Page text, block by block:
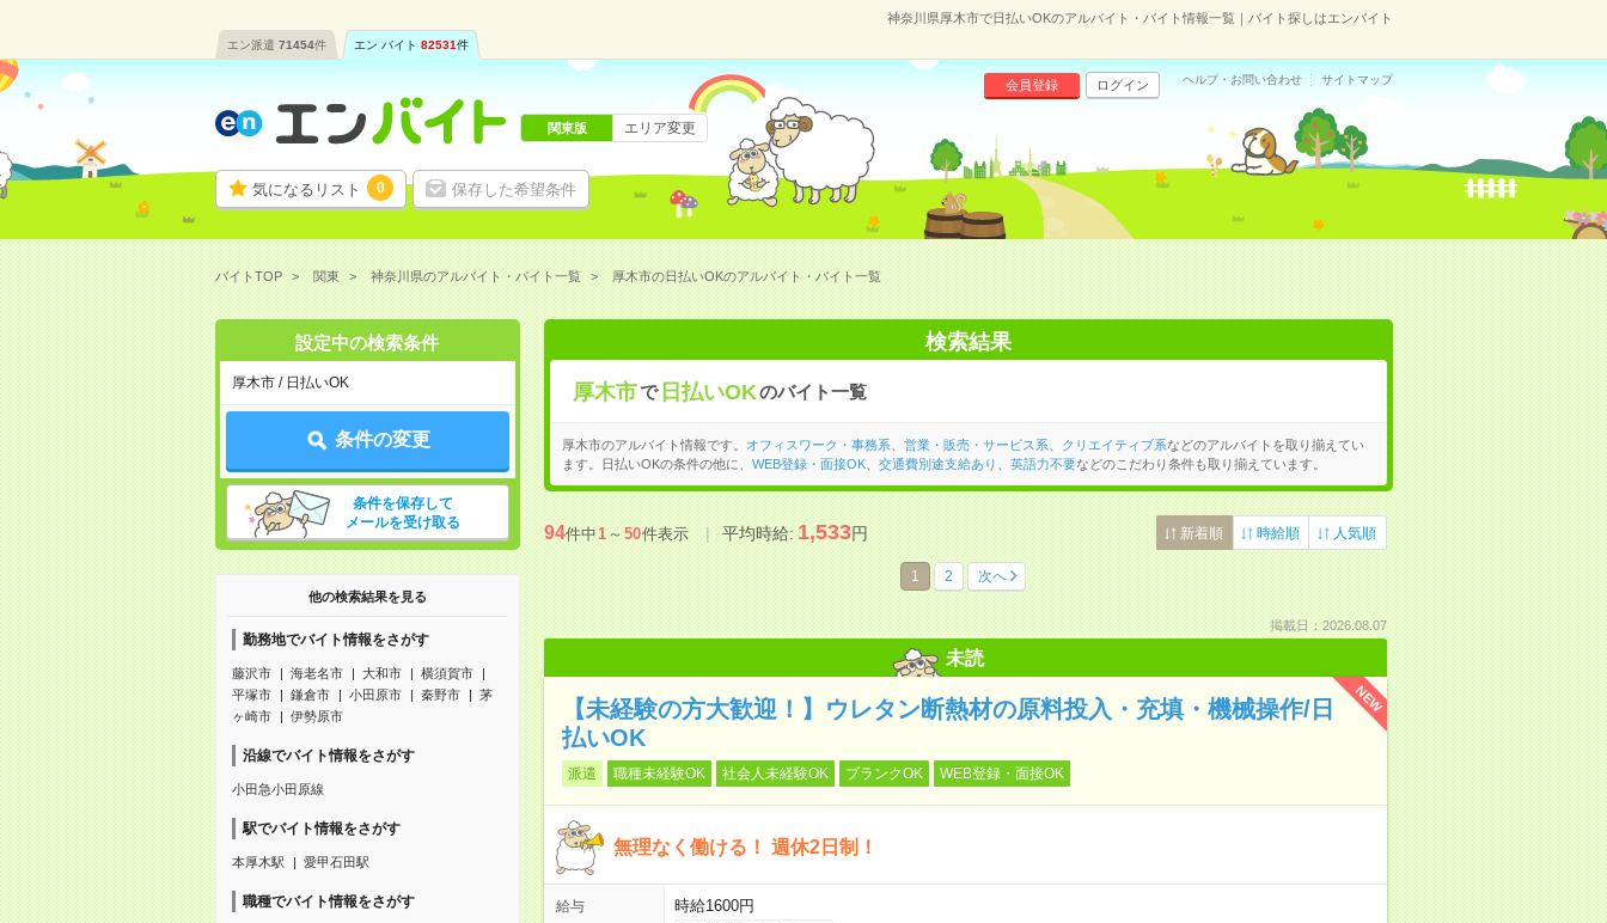
神奈川県厚木市で日払いOKのアルバイト・バイト情報一覧｜バイト探しはエンバイト
エン派遣 71454件 エン バイト 82531件
気になるリスト 0 保存した希望条件
会員登録 ログイン ヘルプ・お問い合わせ サイトマップ
関東版 エリア変更
バイトTOP 関東 神奈川県のアルバイト・バイト一覧 厚木市の日払いOKのアルバイト・バイト一覧
設定中の検索条件
厚木市 / 日払いOK
条件の変更
条件を保存して
メールを受け取る
他の検索結果を見る
勤務地でバイト情報をさがす
藤沢市 海老名市 大和市
横須賀市
平塚市
鎌倉市 小田原市 秦野市
茅
ヶ崎市
伊勢原市
沿線でバイト情報をさがす
小田急小田原線
駅でバイト情報をさがす
本厚木駅 愛甲石田駅
職種でバイト情報をさがす
検索結果
厚木市で 日払いOKのバイト一覧
厚木市のアルバイト情報です。 オフィスワーク・事務系 営業・販売・サービス系 クリエイティブ系などのアルバイトを取り揃えてい
ます。日払いOKの条件の他に、 WEB登録・面接OK、 交通費別途支給あり 英語力不要などのこだわり条件も取り揃えています。
94件中1～50件表示 平均時給:1,533円 新着順 時給順 人気順
1 2 次へ
掲載日：2026.08.07
未読
NEW
【未経験の方大歓迎！】ウレタン断熱材の原料投入・充填・機械操作/日
払いOK
派遣 職種未経験OK 社会人未経験OK ブランクOK WEB登録・面接OK
無理なく働ける！ 週休2日制！
給与 時給1600円